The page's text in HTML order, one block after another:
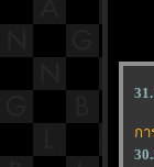
ก